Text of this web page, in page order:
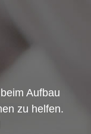
Aufbau
zu helfen.